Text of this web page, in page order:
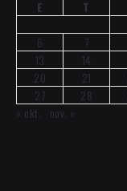
E
T
6
7
13
14
20
21
27
28
« okt.
nov. »